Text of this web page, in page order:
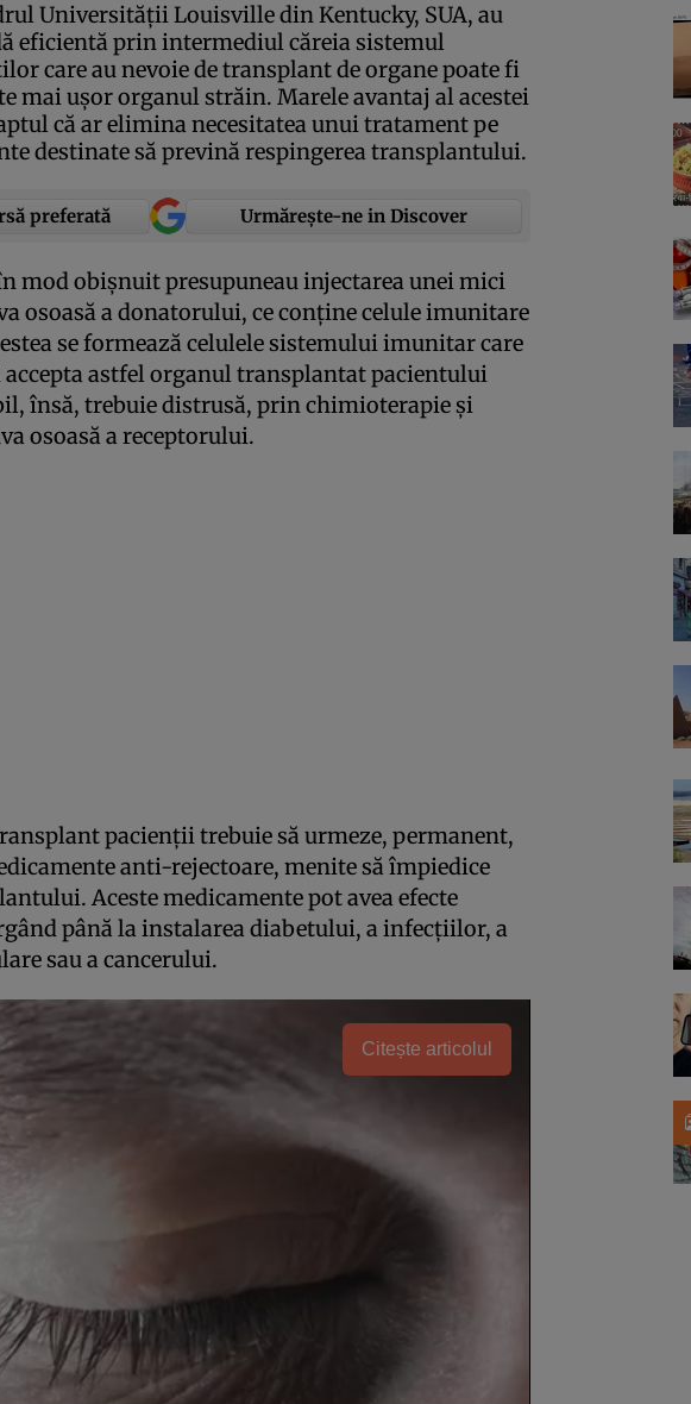
Universităţii Louisville din Kentucky, SUA, au
eficientă prin intermediul căreia sistemul
care au nevoie de transplant de organe poate fi
mai uşor organul străin. Marele avantaj al acestei
că ar elimina necesitatea unui tratament pe
destinate să prevină respingerea transplantului.
preferată Urmărește-ne in Discover
mod obişnuit presupuneau injectarea unei mici
osoasă a donatorului, ce conţine celule imunitare
se formează celulele sistemului imunitar care
accepta astfel organul transplantat pacientului
însă, trebuie distrusă, prin chimioterapie şi
osoasă a receptorului.
pacienţii trebuie să urmeze, permanent,
anti-rejectoare, menite să împiedice
Aceste medicamente pot avea efecte
până la instalarea diabetului, a infecţiilor, a
sau a cancerului.
Citește articolul